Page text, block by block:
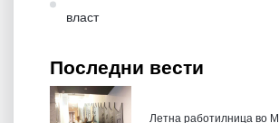
влaст
Последни вести
Летна работилница во